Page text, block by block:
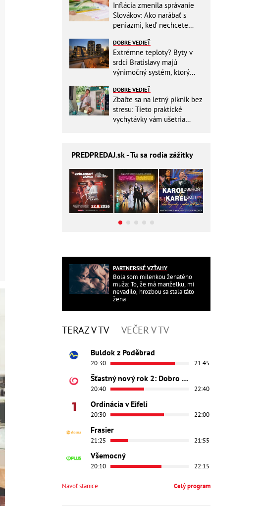
Inflácia zmenila správanie
Slovákov: Ako narábať s
peniazmi, keď nechcete
DOBRE VEDIEŤ
Extrémne teploty? Byty v
srdci Bratislavy majú
výnimočný systém, ktorý
DOBRE VEDIEŤ
Zbaľte sa na letný piknik bez
stresu: Tieto praktické
vychytávky vám ušetria
PREDPREDAJ.sk - Tu sa rodia zážitky
PARTNERSKÉ VZŤAHY
Bola som milenkou ženatého
muža: To, že má manželku, mi
nevadilo, hrozbou sa stala táto
žena
TERAZ V TV VEČER V TV
Buldok z Poděbrad
20:30 21:45
Šťastný nový rok 2: Dobro došli
20:40 22:40
Ordinácia v Eifeli
20:30 22:00
Frasier
21:25 21:55
Všemocný
20:10 22:15
Navoľ stanice Celý program